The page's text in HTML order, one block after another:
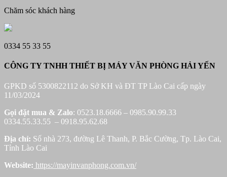
Chăm sóc khách hàng
0334 55 33 55
CÔNG TY TNHH THIẾT BỊ MÁY VĂN PHÒNG HẢI YẾN
GPKD số 5300822112 do Sở KH và ĐT TP Lào Cai cấp ngày
11/03/2024
Gọi đặt mua & Zalo: 0523.18.6666 – 0985.90.99.33
0334.55.33.55 – 0918.95.62.68
Địa chỉ: Số nhà 273, đường Lê Thanh, P. Bắc Cường, Tp. Lào Cai,
Tỉnh Lào Cai
Website: https://mayinvanphong.com.vn/